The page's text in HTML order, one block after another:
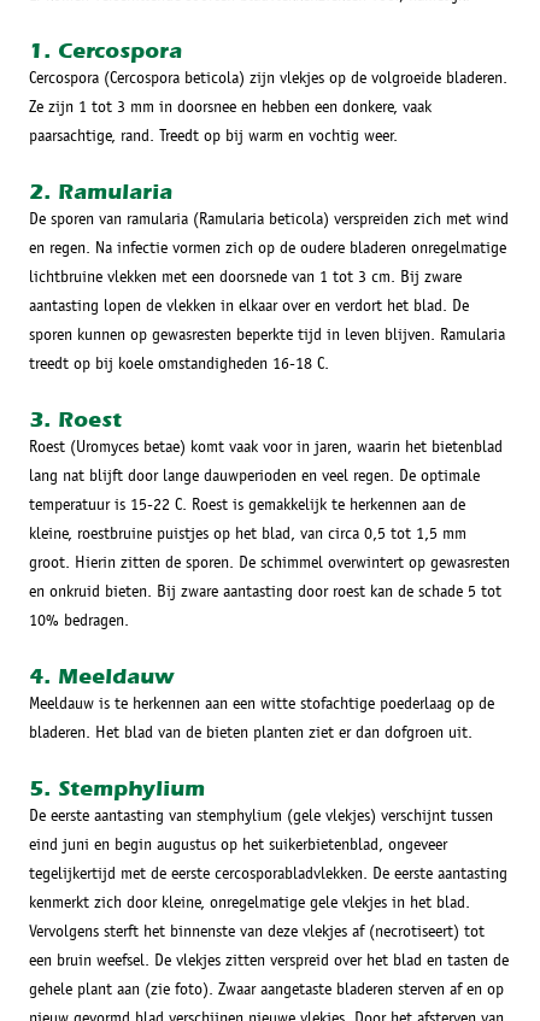
1. Cercospora
Cercospora (Cercospora beticola) zijn vlekjes op de volgroeide bladeren.
Ze zijn 1 tot 3 mm in doorsnee en hebben een donkere, vaak
paarsachtige, rand. Treedt op bij warm en vochtig weer.
2. Ramularia
De sporen van ramularia (Ramularia beticola) verspreiden zich met wind
en regen. Na infectie vormen zich op de oudere bladeren onregelmatige
lichtbruine vlekken met een doorsnede van 1 tot 3 cm. Bij zware
aantasting lopen de vlekken in elkaar over en verdort het blad. De
sporen kunnen op gewasresten beperkte tijd in leven blijven. Ramularia
treedt op bij koele omstandigheden 16-18 C.
3. Roest
Roest (Uromyces betae) komt vaak voor in jaren, waarin het bietenblad
lang nat blijft door lange dauwperioden en veel regen. De optimale
temperatuur is 15-22 C. Roest is gemakkelijk te herkennen aan de
kleine, roestbruine puistjes op het blad, van circa 0,5 tot 1,5 mm
groot. Hierin zitten de sporen. De schimmel overwintert op gewasresten
en onkruid bieten. Bij zware aantasting door roest kan de schade 5 tot
10% bedragen.
4. Meeldauw
Meeldauw is te herkennen aan een witte stofachtige poederlaag op de
bladeren. Het blad van de bieten planten ziet er dan dofgroen uit.
5. Stemphylium
De eerste aantasting van stemphylium (gele vlekjes) verschijnt tussen
eind juni en begin augustus op het suikerbietenblad, ongeveer
tegelijkertijd met de eerste cercosporabladvlekken. De eerste aantasting
kenmerkt zich door kleine, onregelmatige gele vlekjes in het blad.
Vervolgens sterft het binnenste van deze vlekjes af (necrotiseert) tot
een bruin weefsel. De vlekjes zitten verspreid over het blad en tasten de
gehele plant aan (zie foto). Zwaar aangetaste bladeren sterven af en op